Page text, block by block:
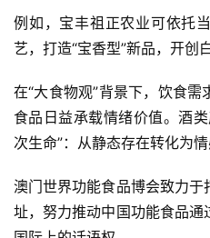
例如，宝丰祖正农业可依托
艺，打造“宝香型”新品，开创
在“大食物观”背景下，饮食需
食品日益承载情绪价值。酒
次生命”：从静态存在转化为
澳门世界功能食品博会致力
址，努力推动中国功能食品